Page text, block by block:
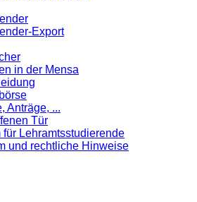
Export
in der Mensa
Anträge, ...
Tür
für Lehramts­studierende
und rechtliche Hinweise